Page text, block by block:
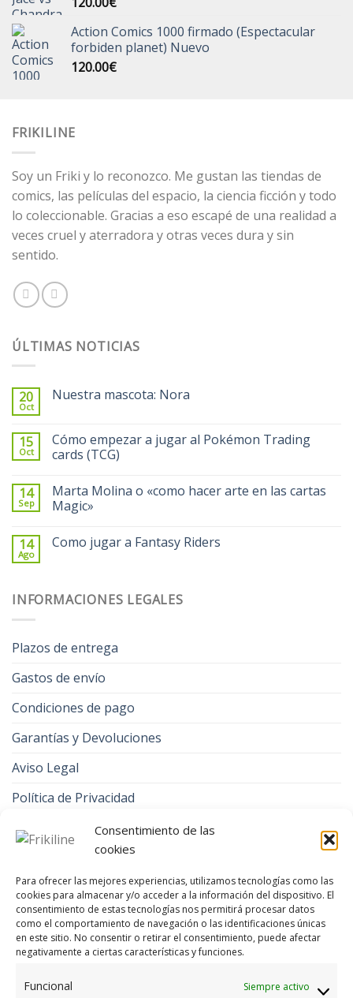
Consentimiento de las
cookies
Para ofrecer las mejores experiencias, utilizamos tecnologías como las
cookies para almacenar y/o acceder a la información del dispositivo. El
consentimiento de estas tecnologías nos permitirá procesar datos
como el comportamiento de navegación o las identificaciones únicas
en este sitio. No consentir o retirar el consentimiento, puede afectar
negativamente a ciertas características y funciones.
Funcional Siempre activo
Action Comics 1000 firmado (Espectacular
forbiden planet) Nuevo
120.00€
FRIKILINE
Soy un Friki y lo reconozco. Me gustan las tiendas de
comics, las películas del espacio, la ciencia ficción y todo
lo coleccionable. Gracias a eso escapé de una realidad a
veces cruel y aterradora y otras veces dura y sin
sentido.
ÚLTIMAS NOTICIAS
20
Oct
Nuestra mascota: Nora
15
Oct
Cómo empezar a jugar al Pokémon Trading
cards (TCG)
14
Sep
Marta Molina o «como hacer arte en las cartas
Magic»
14
Ago
Como jugar a Fantasy Riders
INFORMACIONES LEGALES
Plazos de entrega
Gastos de envío
Condiciones de pago
Garantías y Devoluciones
Aviso Legal
Política de Privacidad
Contacto
Política de cookies (UE)
CONTACTA CON NOSOTROS EN FRIKILINE
Llámanos al924 80 01 85, al924 80 08 66o
envíanos un WhatsApp648 925 065.
e-mailefrikiline@gmail.com